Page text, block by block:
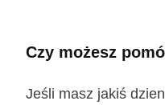
Czy możesz
Jeśli masz jakiś